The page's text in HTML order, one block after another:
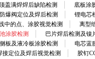
盖满焊焊后缺陷检测
底板涂
爆阀定位及焊后检测
锂电芯
中的点、涂胶视觉检测
离型
涂胶检测
巴片焊后检测及镍
板及液冷板涂胶检测
电芯蓝
接定位及焊后视觉检测
胶钉